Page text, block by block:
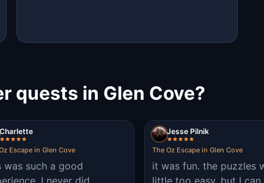
quests in Glen Cove?
Charlette
Escape in Glen Cove
was such a good
I never did
Jesse Pilnik
The Oz Escape in Glen Cove
it was fun. the puzzles
little too easy, but I can